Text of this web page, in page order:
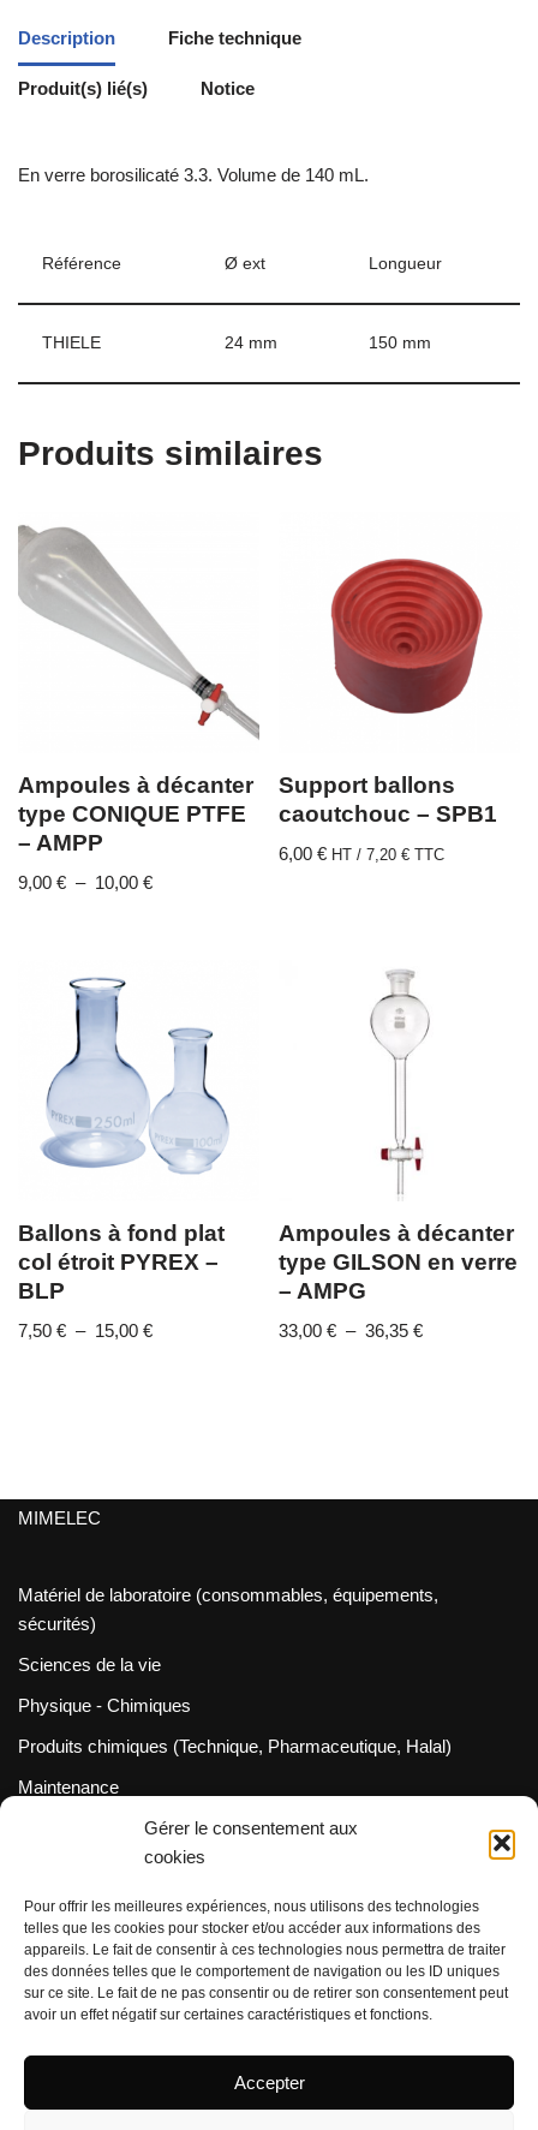
Gérer le consentement aux
cookies
Pour offrir les meilleures expériences, nous utilisons des technologies
telles que les cookies pour stocker et/ou accéder aux informations des
appareils. Le fait de consentir à ces technologies nous permettra de traiter
des données telles que le comportement de navigation ou les ID uniques
sur ce site. Le fait de ne pas consentir ou de retirer son consentement peut
avoir un effet négatif sur certaines caractéristiques et fonctions.
Accepter
Description Fiche technique
Produit(s) lié(s) Notice
En verre borosilicaté 3.3. Volume de 140 mL.
Référence Ø ext Longueur
THIELE 24 mm 150 mm
Produits similaires
Ampoules à décanter
type CONIQUE PTFE
– AMPP
9,00 € – 10,00 €
Support ballons
caoutchouc – SPB1
6,00€ HT /7,20€ TTC
Ballons à fond plat
col étroit PYREX –
BLP
7,50 € – 15,00 €
Ampoules à décanter
type GILSON en verre
– AMPG
33,00€ – 36,35€
MIMELEC
Matériel de laboratoire (consommables, équipements,
sécurités)
Sciences de la vie
Physique - Chimiques
Produits chimiques (Technique, Pharmaceutique, Halal)
Maintenance
Métrologie (Cofrac / Dakks)
INFORMATION
Spécifications/FDS
Frais de livraison
Politique relative aux retours